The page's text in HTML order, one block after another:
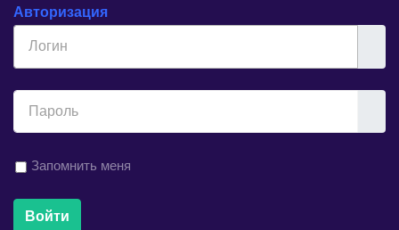
Авторизация
Запомнить меня
Войти